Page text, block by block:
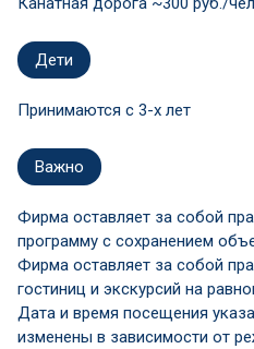
Дети
Принимаются c 3-х лет
Важно
Фирма оставляет за собой
программу с сохранением
Фирма оставляет за собой
гостиниц и экскурсий на
Дата и время посещения
изменены в зависимости от